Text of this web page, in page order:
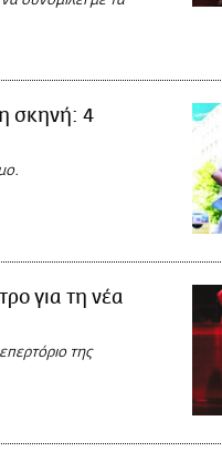
σκηνή: 4
για τη νέα
της